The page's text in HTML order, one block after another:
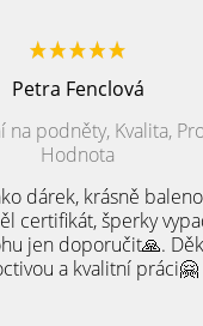
Petra Fenclová
na podněty, Kvalita,
Hodnota
dárek, krásně
certifikát, šperky
jen doporučit🙏.
a kvalitní práci🤗